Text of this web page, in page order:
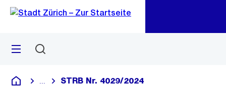
Navigation
Sprunglink
Menü
Deutsch
Blende alle Breadcrumbs ein
STRB Nr. 4029/2024